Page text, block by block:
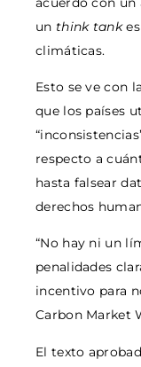
un think tank
climáticas.
Esto se ve con
que los países
respecto a
hasta falsear
derechos
“No hay ni un
penalidades
incentivo para
Carbon Market
El texto